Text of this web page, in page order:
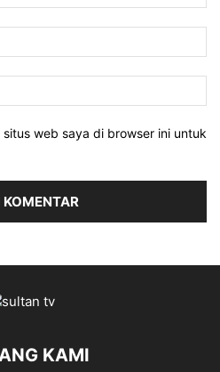
web saya di browser ini untuk
KAMI